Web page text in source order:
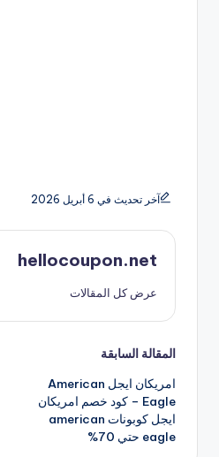
آخر تحديث في 6 أبريل 2026
hellocoupon.net
عرض كل المقالات
تصفّح
المقالات
المقالة السابقة
امريكان ايجل American
Eagle – كود خصم امريكان
ايجل كوبونات american
eagle حتي 70%